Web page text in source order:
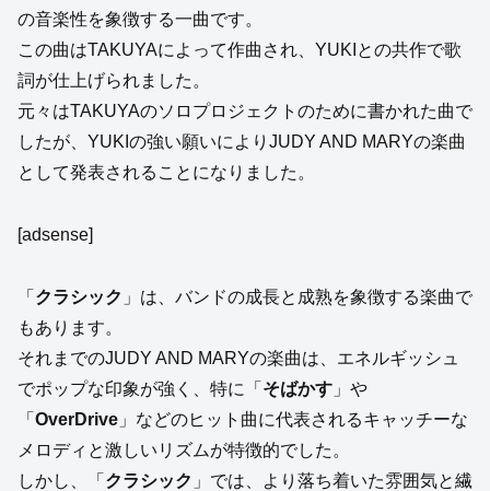
の音楽性を象徴する一曲です。
この曲はTAKUYAによって作曲され、YUKIとの共作で歌
詞が仕上げられました。
元々はTAKUYAのソロプロジェクトのために書かれた曲で
したが、YUKIの強い願いによりJUDY AND MARYの楽曲
として発表されることになりました。
[adsense]
「 クラシック 」は、バンドの成長と成熟を象徴する楽曲で
もあります。
それまでのJUDY AND MARYの楽曲は、エネルギッシュ
でポップな印象が強く、特に「 そばかす 」や
「 OverDrive 」などのヒット曲に代表されるキャッチーな
メロディと激しいリズムが特徴的でした。
しかし、「 クラシック 」では、より落ち着いた雰囲気と繊